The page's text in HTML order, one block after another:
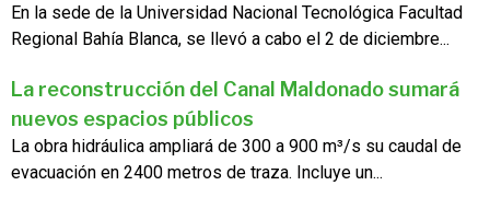
En la sede de la Universidad Nacional Tecnológica Facultad
Regional Bahía Blanca, se llevó a cabo el 2 de diciembre...
La reconstrucción del Canal Maldonado sumará
nuevos espacios públicos
La obra hidráulica ampliará de 300 a 900 m³/s su caudal de
evacuación en 2400 metros de traza. Incluye un...